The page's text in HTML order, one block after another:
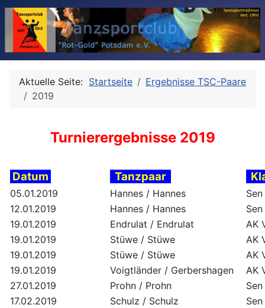
Aktuelle Seite: Startseite
Ergebnisse TSC-Paare
2019
Turnierergebnisse 2019
Datum Tanzpaar
05.01.2019 Hannes / Hannes
12.01.2019
Hannes / Hannes
19.01.2019
Endrulat / Endrulat
AK
19.01.2019
Stüwe / Stüwe
AK
19.01.2019
Stüwe / Stüwe
AK
19.01.2019
Voigtländer / Gerbershagen
AK
27.01.2019
Prohn / Prohn
17.02.2019
Schulz / Schulz